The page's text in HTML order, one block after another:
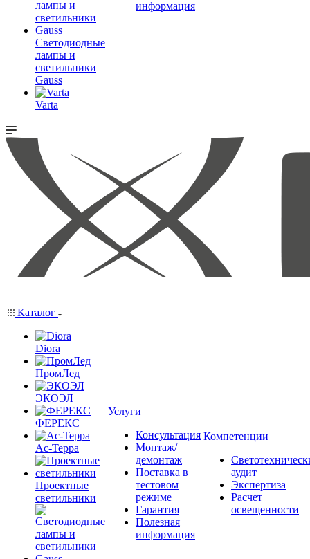
Светодиодные
лампы и
светильники
Gauss
Varta
информация
Каталог
Diora
ПромЛед
ЭКОЭЛ
ФЕРЕКС
Ас-Терра
Проектные
светильники
Услуги
Консультация
Монтаж/
демонтаж
Поставка в
тестовом
режиме
Гарантия
Полезная
информация
Компетенции
аудит
Экспертиза
Расчет
освещенности